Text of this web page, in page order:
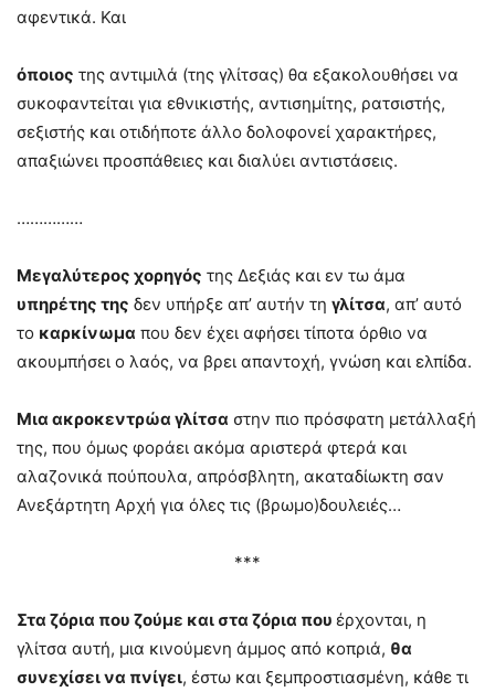
αφεντικά. Και
όποιος της αντιμιλά (της γλίτσας) θα εξακολουθήσει να
συκοφαντείται για εθνικιστής, αντισημίτης, ρατσιστής,
σεξιστής και οτιδήποτε άλλο δολοφονεί χαρακτήρες,
απαξιώνει προσπάθειες και διαλύει αντιστάσεις.
……………
Μεγαλύτερος χορηγός της Δεξιάς και εν τω άμα
υπηρέτης της δεν υπήρξε απ’ αυτήν τη γλίτσα, απ’ αυτό
το καρκίνωμα που δεν έχει αφήσει τίποτα όρθιο να
ακουμπήσει ο λαός, να βρει απαντοχή, γνώση και ελπίδα.
Μια ακροκεντρώα γλίτσα στην πιο πρόσφατη μετάλλαξή
της, που όμως φοράει ακόμα αριστερά φτερά και
αλαζονικά πούπουλα, απρόσβλητη, ακαταδίωκτη σαν
Ανεξάρτητη Αρχή για όλες τις (βρωμο)δουλειές…
***
Στα ζόρια που ζούμε και στα ζόρια που έρχονται, η
γλίτσα αυτή, μια κινούμενη άμμος από κοπριά, θα
συνεχίσει να πνίγει, έστω και ξεμπροστιασμένη, κάθε τι